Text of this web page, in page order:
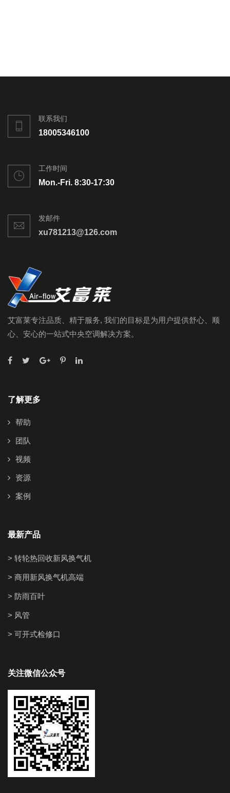
联系我们
18005346100
工作时间
Mon.-Fri. 8:30-17:30
发邮件
xu781213@126.com
艾富莱专注品质、精于服务, 我们的目标是为用户提供舒心、顺
心、安心的一站式中央空调解决方案。
了解更多
帮助
团队
视频
资源
案例
最新产品
> 转轮热回收新风换气机
> 商用新风换气机高端
> 防雨百叶
> 风管
> 可开式检修口
关注微信公众号